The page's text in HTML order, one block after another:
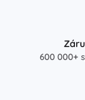
600 000+